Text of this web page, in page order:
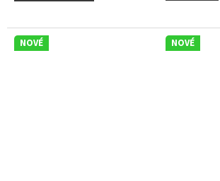
NOVÉ NOVÉ